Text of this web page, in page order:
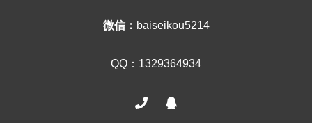
微信： baiseikou5214
QQ：1329364934